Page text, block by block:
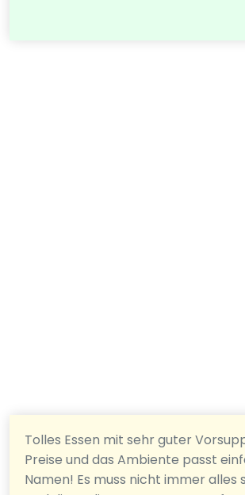
Tolles Essen mit sehr guter
Preise und das Ambiente passt
Namen! Es muss nicht immer alles